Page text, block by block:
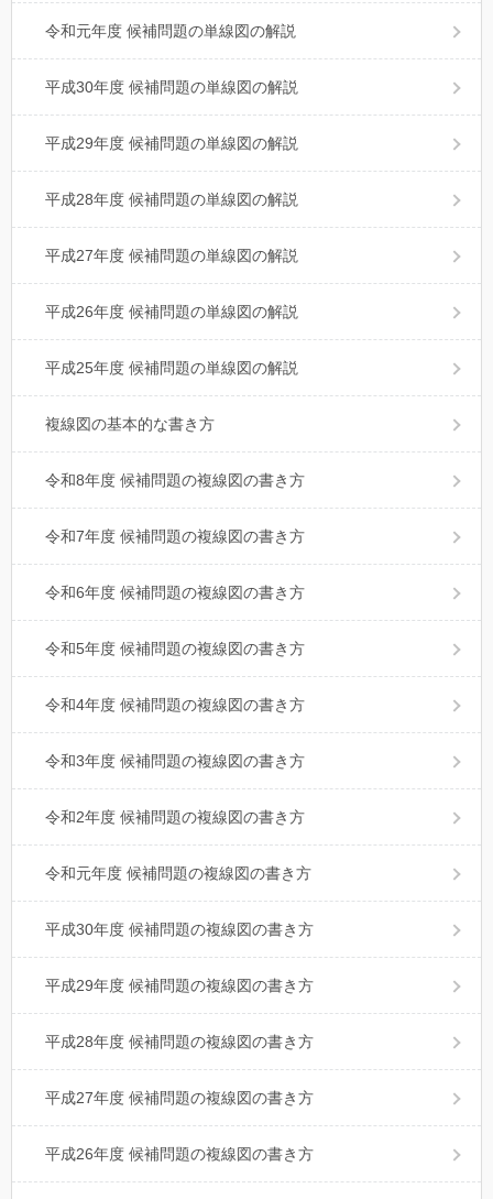
令和元年度 候補問題の単線図の解説
平成30年度 候補問題の単線図の解説
平成29年度 候補問題の単線図の解説
平成28年度 候補問題の単線図の解説
平成27年度 候補問題の単線図の解説
平成26年度 候補問題の単線図の解説
平成25年度 候補問題の単線図の解説
複線図の基本的な書き方
令和8年度 候補問題の複線図の書き方
令和7年度 候補問題の複線図の書き方
令和6年度 候補問題の複線図の書き方
令和5年度 候補問題の複線図の書き方
令和4年度 候補問題の複線図の書き方
令和3年度 候補問題の複線図の書き方
令和2年度 候補問題の複線図の書き方
令和元年度 候補問題の複線図の書き方
平成30年度 候補問題の複線図の書き方
平成29年度 候補問題の複線図の書き方
平成28年度 候補問題の複線図の書き方
平成27年度 候補問題の複線図の書き方
平成26年度 候補問題の複線図の書き方